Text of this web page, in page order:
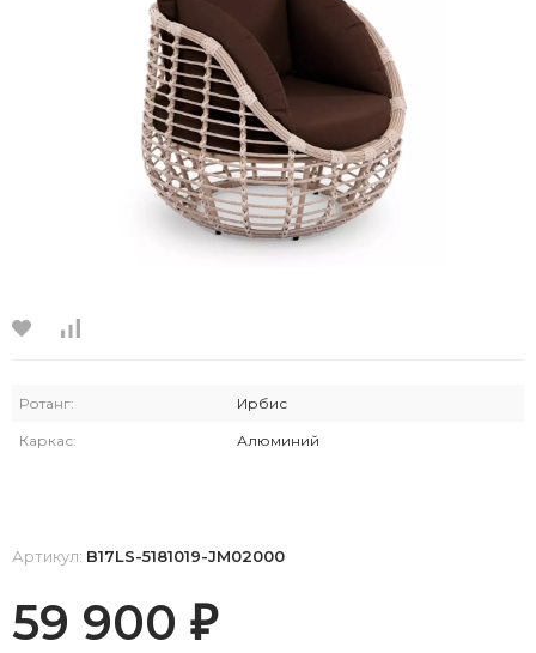
Ротанг: Ирбис
Каркас: Алюминий
Артикул: B17LS-5181019-JM02000
59 900 ₽